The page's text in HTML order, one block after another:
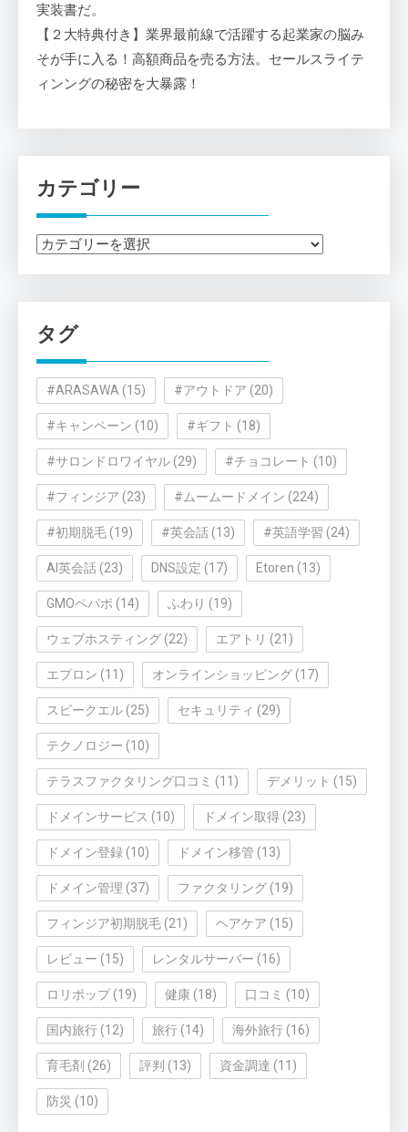
実装書だ。
【２大特典付き】業界最前線で活躍する起業家の脳み
そが手に入る！高額商品を売る方法。セールスライテ
ィンングの秘密を大暴露！
カテゴリー
カ
ー
タグ
#ARASAWA (15) #アウトドア (20)
#キャンペーン (10) #ギフト (18)
#サロンドロワイヤル (29) #チョコレート (10)
#フィンジア (23) #ムームードメイン (224)
#初期脱毛 (19) #英会話 (13) #英語学習 (24)
AI英会話 (23) DNS設定 (17) Etoren (13)
GMOペパボ (14) ふわり (19)
ウェブホスティング (22) エアトリ (21)
エプロン (11) オンラインショッピング (17)
スピークエル (25) セキュリティ (29)
テクノロジー (10)
テラスファクタリング口コミ (11) デメリット (15)
ドメインサービス (10) ドメイン取得 (23)
ドメイン登録 (10) ドメイン移管 (13)
ドメイン管理 (37) ファクタリング (19)
フィンジア初期脱毛 (21) ヘアケア (15)
レビュー (15) レンタルサーバー (16)
ロリポップ(19) 健康 (18) 口コミ (10)
国内旅行 (12) 旅行 (14) 海外旅行 (16)
育毛剤 (26) 評判 (13) 資金調達 (11)
防災 (10)